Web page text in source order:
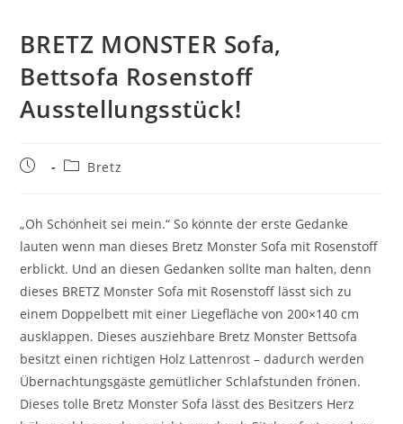
BRETZ MONSTER Sofa,
Bettsofa Rosenstoff
Ausstellungsstück!
Bretz
„Oh Schönheit sei mein.“ So könnte der erste Gedanke
lauten wenn man dieses Bretz Monster Sofa mit Rosenstoff
erblickt. Und an diesen Gedanken sollte man halten, denn
dieses BRETZ Monster Sofa mit Rosenstoff lässt sich zu
einem Doppelbett mit einer Liegefläche von 200×140 cm
ausklappen. Dieses ausziehbare Bretz Monster Bettsofa
besitzt einen richtigen Holz Lattenrost – dadurch werden
Übernachtungsgäste gemütlicher Schlafstunden frönen.
Dieses tolle Bretz Monster Sofa lässt des Besitzers Herz